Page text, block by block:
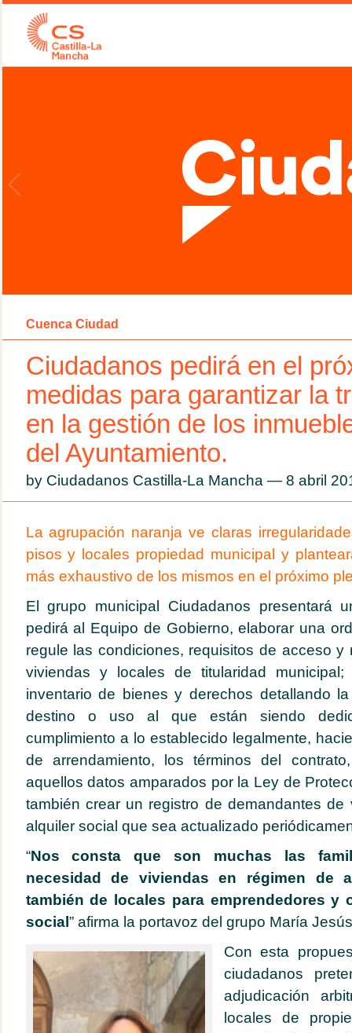
Cuenca Ciudad
Ciudadanos pedirá en el
medidas para garantizar la
en la gestión de los
del Ayuntamiento.
by Ciudadanos Castilla-La Mancha — 8 abril
La agrupación naranja ve claras
pisos y locales propiedad municipal y
más exhaustivo de los mismos en el próximo
El grupo municipal Ciudadanos presentará
pedirá al Equipo de Gobierno, elaborar una
regule las condiciones, requisitos de acceso
viviendas y locales de titularidad
inventario de bienes y derechos detallando
destino o uso al que están siendo
cumplimiento a lo establecido legalmente,
de arrendamiento, los términos del
aquellos datos amparados por la Ley de
también crear un registro de demandantes
alquiler social que sea actualizado
“Nos consta que son muchas las
necesidad de viviendas en régimen de
también de locales para emprendedores y
social ” afirma la portavoz del grupo María
Con esta
ciudadanos
adjudicación
locales de